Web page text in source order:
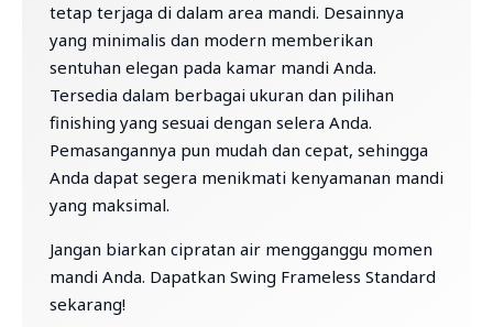
tetap terjaga di dalam area mandi. Desainnya
yang minimalis dan modern memberikan
sentuhan elegan pada kamar mandi Anda.
Tersedia dalam berbagai ukuran dan pilihan
finishing yang sesuai dengan selera Anda.
Pemasangannya pun mudah dan cepat, sehingga
Anda dapat segera menikmati kenyamanan mandi
yang maksimal.
Jangan biarkan cipratan air mengganggu momen
mandi Anda. Dapatkan Swing Frameless Standard
sekarang!